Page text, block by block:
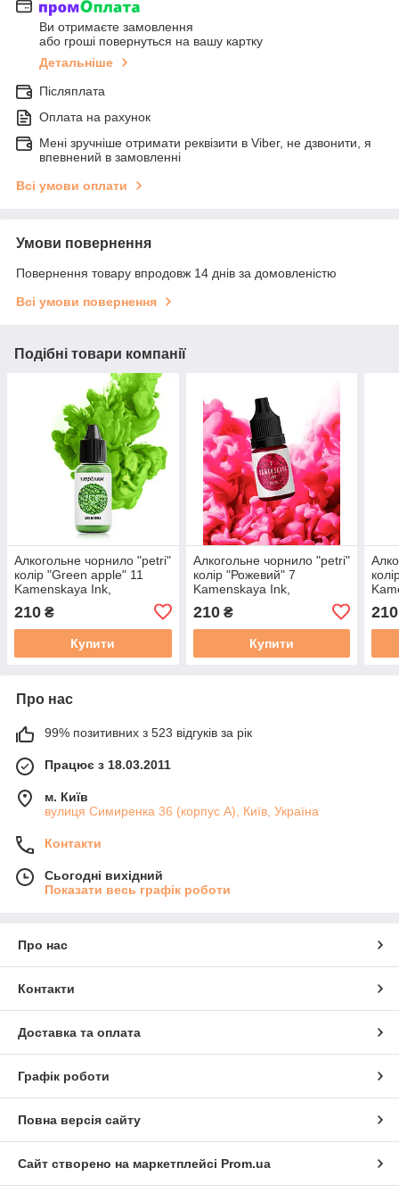
Ви отримаєте замовлення
або гроші повернуться на вашу картку
Детальніше
Післяплата
Оплата на рахунок
Мені зручніше отримати реквізити в Viber, не дзвонити, я
впевнений в замовленні
Всі умови оплати
Умови повернення
Повернення товару впродовж 14 днів за домовленістю
Всі умови повернення
Подібні товари компанії
Алкогольне чорнило "petri"
колір "Green apple" 11
Kamenskaya Ink,
210 ₴
Купити
Алкогольне чорнило "petri"
колір "Рожевий" 7
Kamenskaya Ink,
210₴
Купити
210
Про нас
99% позитивних з 523 відгуків за рік
Працює з 18.03.2011
м. Київ
вулиця Симиренка 36 (корпус А), Київ, Україна
Контакти
Сьогодні вихідний
Показати весь графік роботи
Про нас
Контакти
Доставка та оплата
Графік роботи
Повна версія сайту
Сайт створено на маркетплейсі Prom.ua